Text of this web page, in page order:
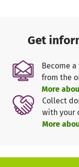
Get
Become
from the
More
Collect
with your
More